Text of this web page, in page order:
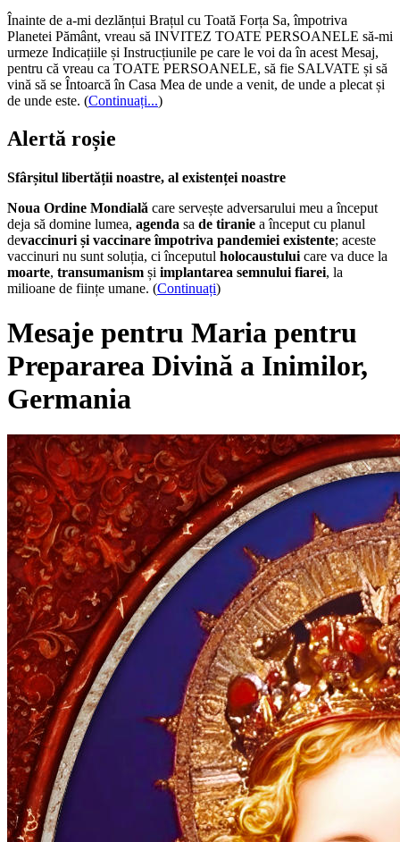
Înainte de a-mi dezlănțui Brațul cu Toată Forța Sa, împotriva
Planetei Pământ, vreau să INVITEZ TOATE PERSOANELE să-mi
urmeze Indicațiile și Instrucțiunile pe care le voi da în acest Mesaj,
pentru că vreau ca TOATE PERSOANELE, să fie SALVATE și să
vină să se Întoarcă în Casa Mea de unde a venit, de unde a plecat și
de unde este. (Continuați...)
Alertă roșie
Sfârșitul libertății noastre, al existenței noastre
Noua Ordine Mondială care servește adversarului meu a început
deja să domine lumea, agenda sa de tiranie a început cu planul
devaccinuri și vaccinare împotriva pandemiei existente; aceste
vaccinuri nu sunt soluția, ci începutul holocaustului care va duce la
moarte, transumanism și implantarea semnului fiarei, la
milioane de ființe umane. (Continuați)
Mesaje pentru Maria pentru
Prepararea Divină a Inimilor,
Germania